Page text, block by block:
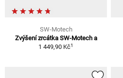
SW-Motech
Zvýšení zrcátka SW-Motech a
1 449,90 Kč1